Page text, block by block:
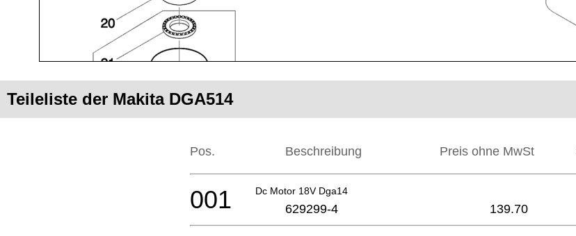
Teileliste der Makita DGA514
Pos. Beschreibung Preis ohne MwSt
Dc Motor 18V Dga14
001 629299-4 139.70